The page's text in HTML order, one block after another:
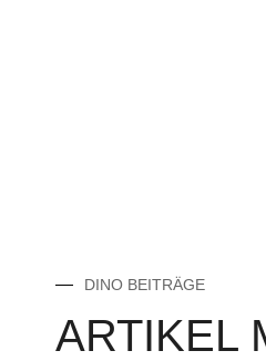
DINO BEITRÄGE
ARTIKEL